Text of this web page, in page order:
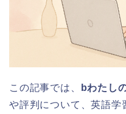
この記事では、 bわたし
や評判について、英語学